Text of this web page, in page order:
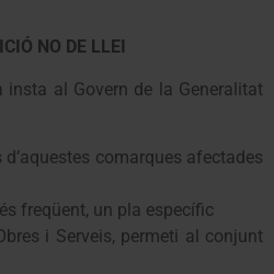
NO DE LLEI
insta al Govern de la Generalitat
comarques afectades
freqüent, un pla específic
i Serveis, permeti al conjunt